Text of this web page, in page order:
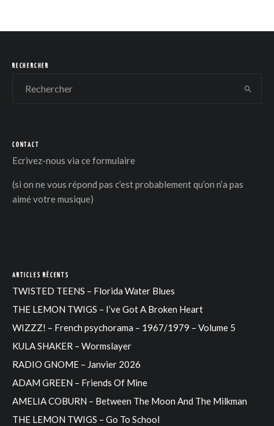
RECHERCHER
CONTACT
Ecrivez-nous via ce formulaire
(si on ne vous répond pas c’est probablement qu’on n’a pas
aimé votre musique)
ARTICLES RÉCENTS
TWISTED TEENS – Florida Water Blues
THE LEMON TWIGS – I’ve Got A Broken Heart
WIZZZ! – French psychorama – 1967/1979 – Volume 5
KULA SHAKER – Wormslayer
RADIO GNOME – Janvier 2026
ADAM GREEN – Friends Of Mine
AMELIA COBURN – Between The Moon And The Milkman
THE LEMON TWIGS – Go To School